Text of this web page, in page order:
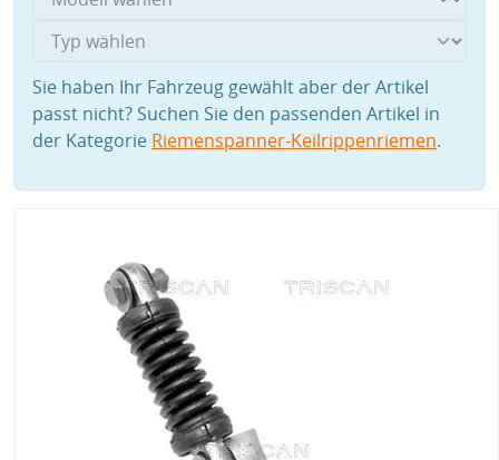
Sie haben Ihr Fahrzeug gewählt aber der Artikel
passt nicht? Suchen Sie den passenden Artikel in
der Kategorie Riemenspanner-Keilrippenriemen.